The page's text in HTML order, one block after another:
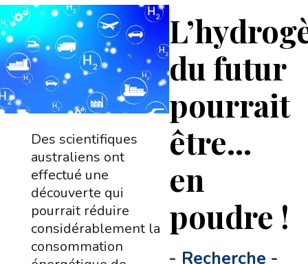
du futur
pourrait
être…
en
poudre !
- Recherche -
Des scientifiques
australiens ont
effectué une
découverte qui
pourrait réduire
considérablement la
consommation